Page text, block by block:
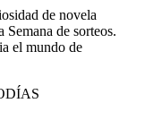
de novela
Semana de sorteos.
el mundo de